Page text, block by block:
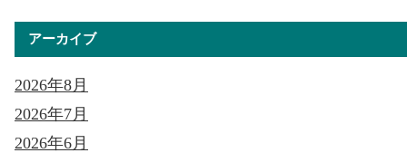
アーカイブ
2026年8月
2026年7月
2026年6月